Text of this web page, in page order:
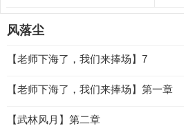
风落尘
【老师下海了，我们来捧场】7
【老师下海了，我们来捧场】第一章
【武林风月】第二章